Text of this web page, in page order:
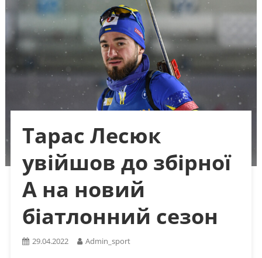
Тарас Лесюк
увійшов до збірної
А на новий
біатлонний сезон
29.04.2022 Admin_sport